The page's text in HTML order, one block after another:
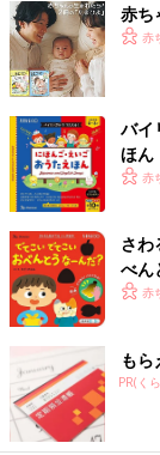
赤ち
赤
バイ
ほん
赤
さわ
べん
赤
も
PR(く